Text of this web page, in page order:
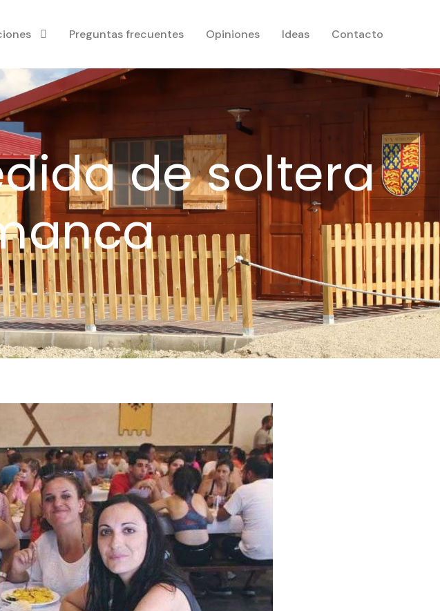
Preguntas frecuentes Opiniones Ideas Contacto
de soltera